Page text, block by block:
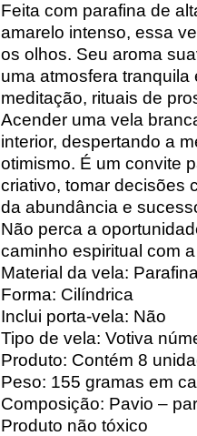
Feita com parafina de
amarelo intenso, essa
os olhos. Seu aroma
uma atmosfera
meditação, rituais de
Acender uma vela
interior, despertando a
otimismo. É um convite
criativo, tomar decisões
da abundância e
Não perca a
caminho espiritual com
Material da vela: Parafina
Forma: Cilíndrica
Inclui porta-vela: Não
Tipo de vela: Votiva
Produto: Contém 8
Peso: 155 gramas em
Composição: Pavio –
Produto não tóxico